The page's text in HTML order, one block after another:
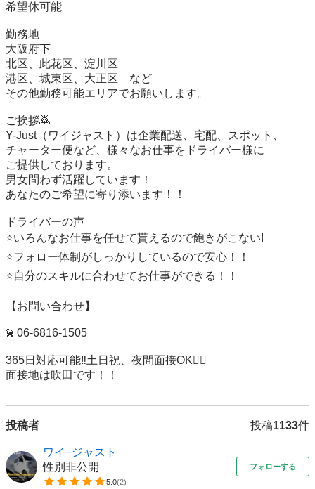
希望休可能
勤務地
大阪府下
北区、此花区、淀川区
港区、城東区、大正区　など
その他勤務可能エリアでお願いします。
ご挨拶🙇
Y-Just（ワイジャスト）は企業配送、宅配、スポット、
チャーター便など、様々なお仕事をドライバー様に
ご提供しております。
男女問わず活躍しています！
あなたのご希望に寄り添います！！
ドライバーの声
⭐️いろんなお仕事を任せて貰えるので飽きがこない!
⭐️フォロー体制がしっかりしているので安心！！
⭐️自分のスキルに合わせてお仕事ができる！！
【お問い合わせ】
💫06-6816-1505
365日対応可能‼️土日祝、夜間面接OK🙆‍♀️
面接地は吹田です！！
投稿者 投稿1133件
ワイ−ジャスト
性別非公開
5.0(2)
フォローする